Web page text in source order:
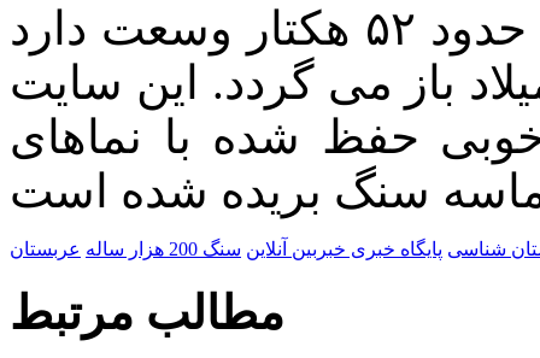
هگرا شهری باستانی است که در حدود ۵۲ هکتار وسعت دارد
باز می گردد. این سایت
مقبره به خوبی حفظ شده با نماهای
شناسی پایگاه خبری خبربین آنلاین سنگ 200 هزار ساله عربستان
مطالب مرتبط